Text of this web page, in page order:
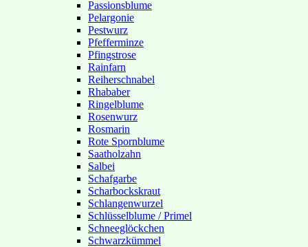
Passionsblume
Pelargonie
Pestwurz
Pfefferminze
Pfingstrose
Rainfarn
Reiherschnabel
Rhababer
Ringelblume
Rosenwurz
Rosmarin
Rote Spornblume
Saatholzahn
Salbei
Schafgarbe
Scharbockskraut
Schlangenwurzel
Schlüsselblume / Primel
Schneeglöckchen
Schwarzkümmel